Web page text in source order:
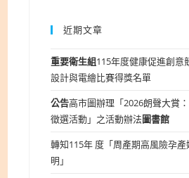
近期文章
重要衛生組115年度健康促進創意
設計與電繪比賽得獎名單
公告高市圖辦理「2026朗聲大賞
徵選活動」之活動辦法圖書館
轉知115年 度「周產期高風險孕
明」